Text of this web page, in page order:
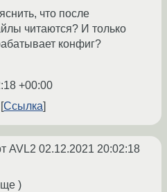
что после
читаются? И только
конфиг?
+00:00
Ссылка
AVL2 02.12.2021 20:02:18
)